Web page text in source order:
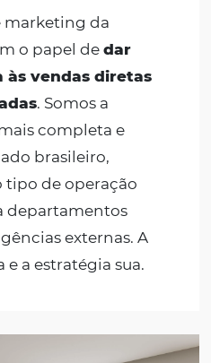
de Privacidady quiero recibir